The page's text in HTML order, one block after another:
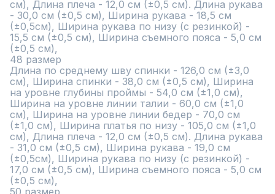
см), Длина плеча - 12,0 см (±0,5 см). Длина рукава
- 30,0 см (±0,5 см), Ширина рукава - 18,5 см
(±0,5см), Ширина рукава по низу (с резинкой) -
15,5 см (±0,5 см), Ширина съемного пояса - 5,0 см
(±0,5 см),
48 размер
Длина по среднему шву спинки - 126,0 см (±3,0
см), Ширина спинки - 38,0 см (±0,5 см), Ширина
на уровне глубины проймы - 54,0 см (±1,0 см),
Ширина на уровне линии талии - 60,0 см (±1,0
см), Ширина на уровне линии бедер - 70,0 см
(±1,0 см), Ширина платья по низу - 105,0 см (±1,0
см), Длина плеча - 12,0 см (±0,5 см). Длина рукава
- 31,0 см (±0,5 см), Ширина рукава - 19,0 см
(±0,5см), Ширина рукава по низу (с резинкой) -
17,0 см (±0,5 см), Ширина съемного пояса - 5,0 см
(±0,5 см),
50 размер